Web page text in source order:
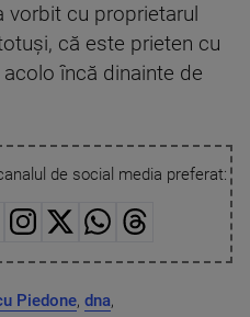
vorbit cu proprietarul
că este prieten cu
încă dinainte de
de social media preferat:
Piedone, dna,